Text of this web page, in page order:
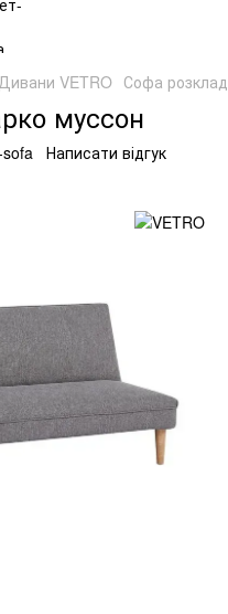
Дивани VETRO Софа
муссон
Написати відгук